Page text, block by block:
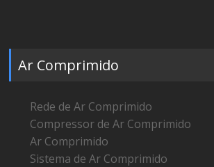
Ar Comprimido
Rede de Ar Comprimido
Compressor de Ar Comprimido
Ar Comprimido
Sistema de Ar Comprimido